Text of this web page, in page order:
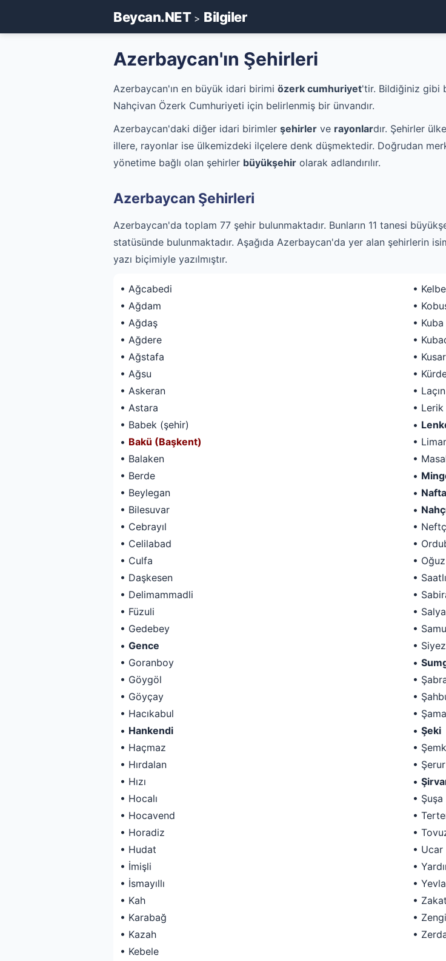
Beycan.NET> Bilgiler
Azerbaycan'ın Şehirleri
Azerbaycan'ın en büyük idari birimi özerk cumhuriyet'tir. Bildiğiniz gibi
Nahçivan Özerk Cumhuriyeti için belirlenmiş bir ünvandır.
Azerbaycan'daki diğer idari birimler şehirler ve rayonlardır. Şehirler
illere, rayonlar ise ülkemizdeki ilçelere denk düşmektedir. Doğrudan
yönetime bağlı olan şehirler büyükşehir olarak adlandırılır.
Azerbaycan Şehirleri
Azerbaycan'da toplam 77 şehir bulunmaktadır. Bunların 11 tanesi
statüsünde bulunmaktadır. Aşağıda Azerbaycan'da yer alan şehirlerin
yazı biçimiyle yazılmıştır.
• Ağcabedi
• Ağdam
• Ağdaş
• Ağdere
• Ağstafa
• Ağsu
• Askeran
• Astara
• Babek (şehir)
• Bakü (Başkent)
• Balaken
• Berde
• Beylegan
• Bilesuvar
• Cebrayıl
• Celilabad
• Culfa
• Daşkesen
• Delimammadli
• Füzuli
• Gedebey
• Gence
• Goranboy
• Göygöl
• Göyçay
• Hacıkabul
• Hankendi
• Haçmaz
• Hırdalan
• Hızı
• Hocalı
• Hocavend
• Horadiz
• Hudat
• İmişli
• İsmayıllı
• Kah
• Karabağ
• Kazah
• Kebele
•
•
• Kuba
•
• Kusar
•
• Laçın
• Lerik
•
•
•
•
•
•
•
•
• Oğuz
• Saatlı
•
•
•
•
•
•
•
•
• Şeki
•
• Şerur
•
• Şuşa
•
•
• Ucar
•
•
•
•
•